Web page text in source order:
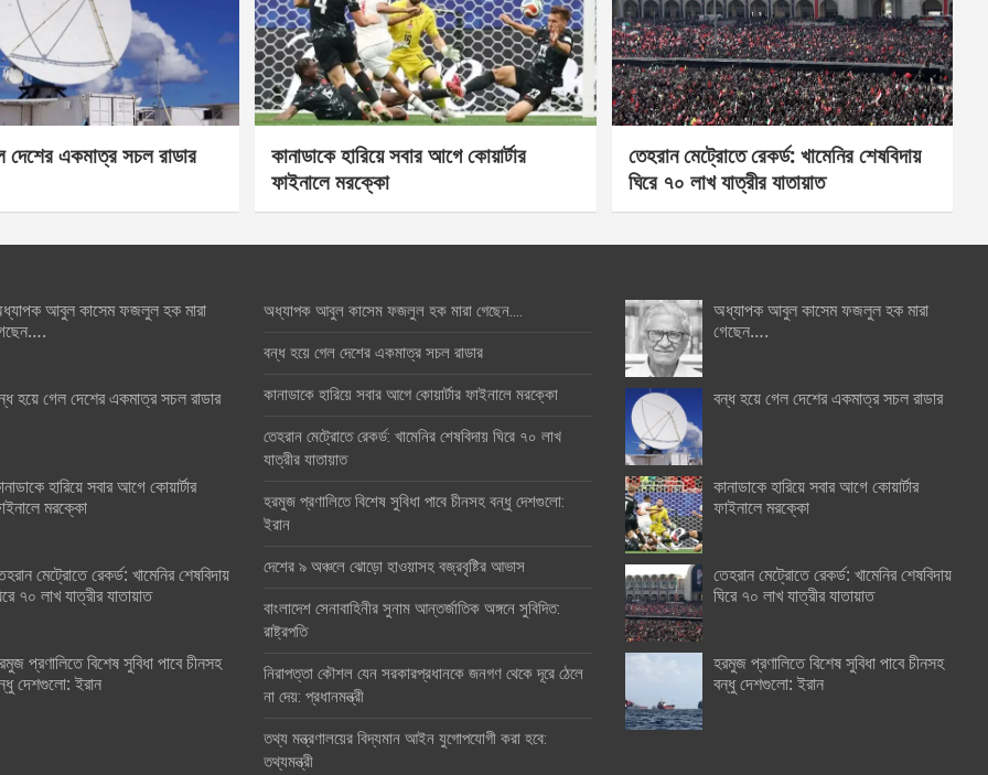
দেশের একমাত্র সচল রাডার
কানাডাকে হারিয়ে সবার আগে কোয়ার্টার
ফাইনালে মরক্কো
তেহরান মেট্রোতে রেকর্ড: খামেনির শেষবিদায়
ঘিরে ৭০ লাখ যাত্রীর যাতায়াত
আবুল কাসেম ফজলুল হক মারা
হয়ে গেল দেশের একমাত্র সচল রাডার
হারিয়ে সবার আগে কোয়ার্টার
মরক্কো
মেট্রোতে রেকর্ড: খামেনির শেষবিদায়
৭০ লাখ যাত্রীর যাতায়াত
প্রণালিতে বিশেষ সুবিধা পাবে চীনসহ
দেশগুলো: ইরান
অধ্যাপক আবুল কাসেম ফজলুল হক মারা গেছেন….
বন্ধ হয়ে গেল দেশের একমাত্র সচল রাডার
কানাডাকে হারিয়ে সবার আগে কোয়ার্টার ফাইনালে মরক্কো
তেহরান মেট্রোতে রেকর্ড: খামেনির শেষবিদায় ঘিরে ৭০ লাখ
যাত্রীর যাতায়াত
হরমুজ প্রণালিতে বিশেষ সুবিধা পাবে চীনসহ বন্ধু দেশগুলো:
ইরান
দেশের ৯ অঞ্চলে ঝোড়ো হাওয়াসহ বজ্রবৃষ্টির আভাস
বাংলাদেশ সেনাবাহিনীর সুনাম আন্তর্জাতিক অঙ্গনে সুবিদিত:
রাষ্ট্রপতি
নিরাপত্তা কৌশল যেন সরকারপ্রধানকে জনগণ থেকে দূরে ঠেলে
না দেয়: প্রধানমন্ত্রী
তথ্য মন্ত্রণালয়ের বিদ্যমান আইন যুগোপযোগী করা হবে:
তথ্যমন্ত্রী
অধ্যাপক আবুল কাসেম ফজলুল হক মারা
গেছেন….
বন্ধ হয়ে গেল দেশের একমাত্র সচল রাডার
কানাডাকে হারিয়ে সবার আগে কোয়ার্টার
ফাইনালে মরক্কো
তেহরান মেট্রোতে রেকর্ড: খামেনির শেষবিদায়
ঘিরে ৭০ লাখ যাত্রীর যাতায়াত
হরমুজ প্রণালিতে বিশেষ সুবিধা পাবে চীনসহ
বন্ধু দেশগুলো: ইরান